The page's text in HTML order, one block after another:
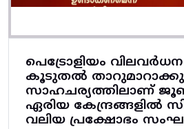
പെട്രോളിയം
കൂടുതൽ
സാഹചര്യത്തിലാണ്‌ ജൂണ്‍
ഏരിയ കേന്ദ്രങ്ങളില്‍
വലിയ പ്രക്ഷോഭം